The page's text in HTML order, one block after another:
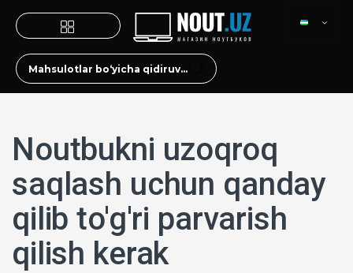
Noutbukni uzoqroq
saqlash uchun qanday
qilib to'g'ri parvarish
qilish kerak